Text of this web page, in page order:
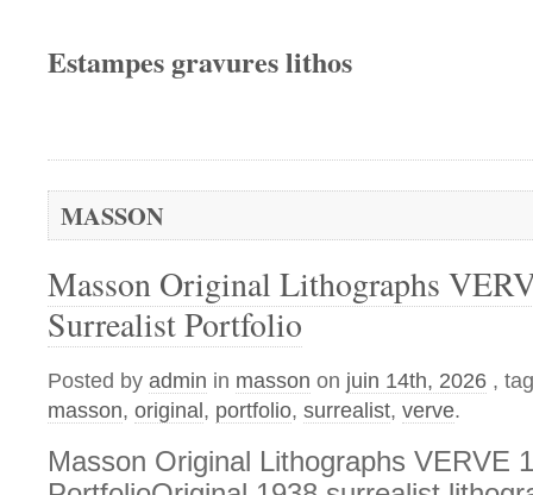
Estampes gravures lithos
MASSON
Masson Original Lithographs
Surrealist Portfolio
Posted by admin in masson on juin 14th, 2026 ,
masson, original , portfolio, surrealist, verve.
Masson Original Lithographs VERVE